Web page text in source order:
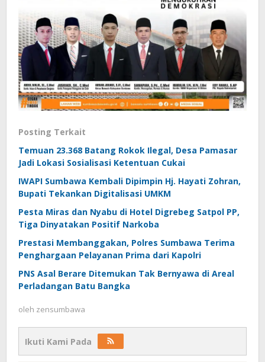
Posting Terkait
Temuan 23.368 Batang Rokok Ilegal, Desa Pamasar
Jadi Lokasi Sosialisasi Ketentuan Cukai
IWAPI Sumbawa Kembali Dipimpin Hj. Hayati Zohran,
Bupati Tekankan Digitalisasi UMKM
Pesta Miras dan Nyabu di Hotel Digrebeg Satpol PP,
Tiga Dinyatakan Positif Narkoba
Prestasi Membanggakan, Polres Sumbawa Terima
Penghargaan Pelayanan Prima dari Kapolri
PNS Asal Berare Ditemukan Tak Bernyawa di Areal
Perladangan Batu Bangka
oleh zensumbawa
Ikuti Kami Pada